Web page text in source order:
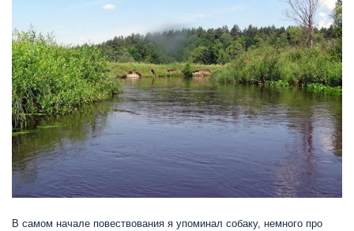
В самом начале повествования я упоминал собаку, немного про